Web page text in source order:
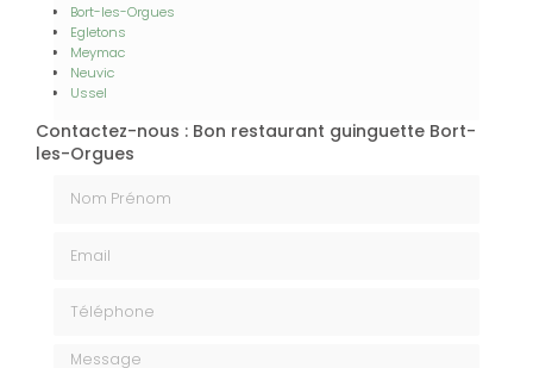
Bort-les-Orgues
Egletons
Meymac
Neuvic
Ussel
Contactez-nous : Bon restaurant guinguette Bort-
les-Orgues
Message